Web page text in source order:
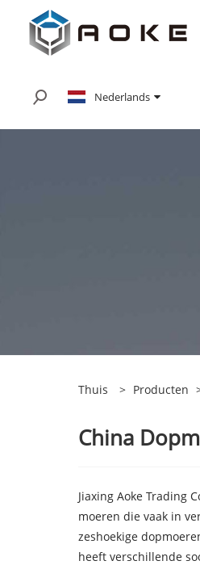
Nederlands
Thuis > Producten
China
Jiaxing Aoke Trading
moeren die vaak in
zeshoekige
heeft verschillende